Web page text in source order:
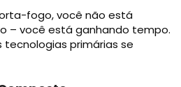
fogo, você não está
– você está ganhando tempo.
primárias se